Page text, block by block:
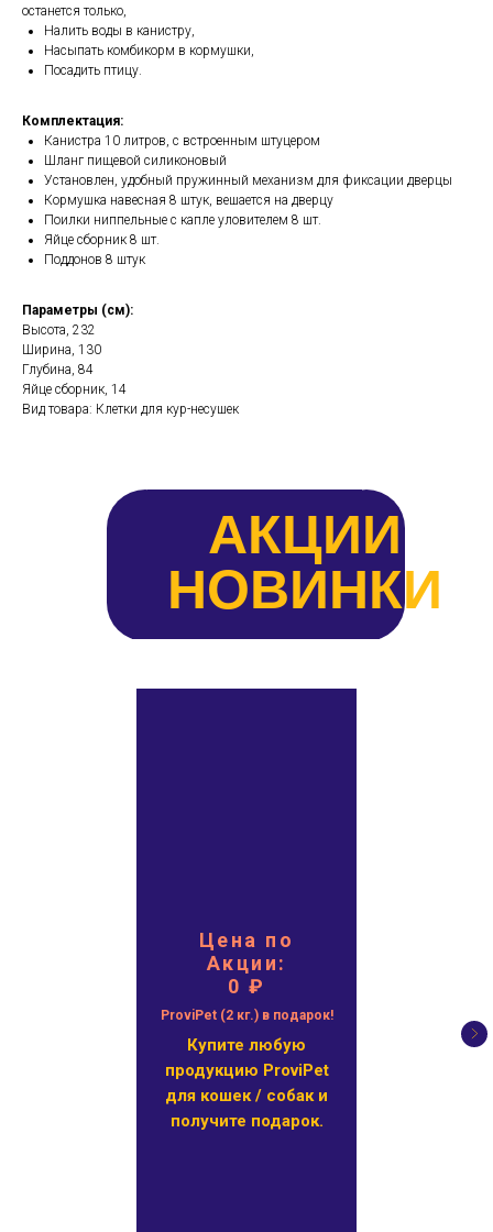
останется только,
Налить воды в канистру,
Насыпать комбикорм в кормушки,
Посадить птицу.
Комплектация:
Канистра 10 литров, с встроенным штуцером
Шланг пищевой силиконовый
Установлен, удобный пружинный механизм для фиксации дверцы
Кормушка навесная 8 штук, вешается на дверцу
Поилки ниппельные с капле уловителем 8 шт.
Яйце сборник 8 шт.
Поддонов 8 штук
Параметры (см):
Высота, 232
Ширина, 130
Глубина, 84
Яйце сборник, 14
Вид товара: Клетки для кур-несушек
АКЦИИ
НОВИНКИ
Цена по
Акции:
0 ₽
ProviPet (2 кг.) в подарок!
Купите любую
продукцию ProviPet
для кошек / собак и
получите подарок.